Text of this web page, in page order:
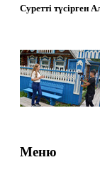
Суретті түсірген
Меню